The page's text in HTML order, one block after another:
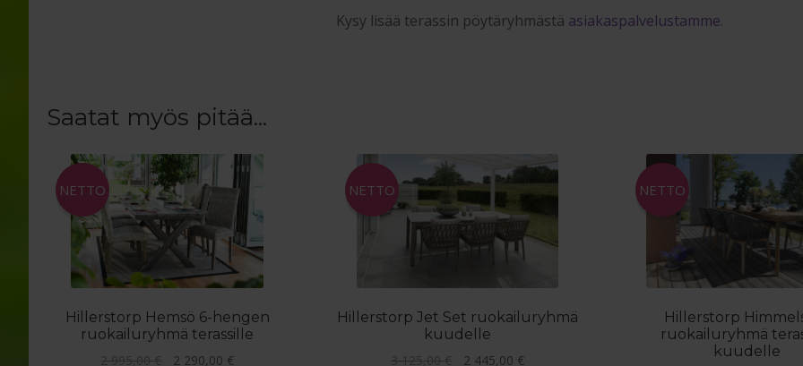
Kysy lisää terassin pöytäryhmästä asiakaspalvelustamme.
Saatat myös pitää...
Hillerstorp Hemsö 6-hengen
ruokailuryhmä terassille
NETTO
2 995,00€
Alkuperäinen
2 290,00 €
Hillerstorp Jet Set ruokailuryhmä
kuudelle
NETTO
3 125,00€
Alkuperäinen
2 445,00 €Nykyinen
Hillerstorp
ruokailuryhmä
kuudelle
NETTO